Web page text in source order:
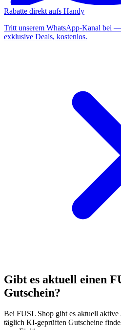
Rabatte direkt aufs Handy
Tritt unserem WhatsApp-Kanal bei
exklusive Deals, kostenlos.
Gibt es aktuell einen
Gutschein?
Bei FUSL Shop gibt es aktuell
täglich KI-geprüften Gutscheine